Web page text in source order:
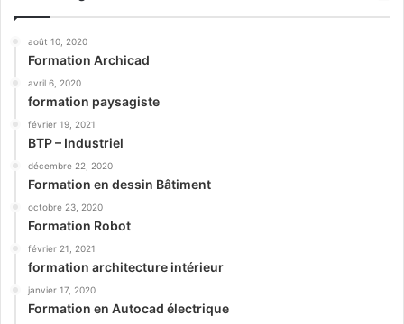
août 10, 2020
Formation Archicad
avril 6, 2020
formation paysagiste
février 19, 2021
BTP – Industriel
décembre 22, 2020
Formation en dessin Bâtiment
octobre 23, 2020
Formation Robot
février 21, 2021
formation architecture intérieur
janvier 17, 2020
Formation en Autocad électrique